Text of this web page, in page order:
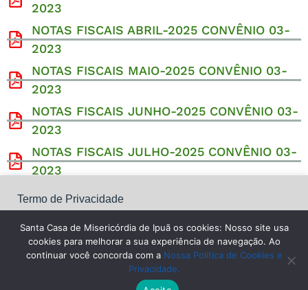
2023
NOTAS FISCAIS ABRIL-2025 CONVÊNIO 03-
2023
NOTAS FISCAIS MAIO-2025 CONVÊNIO 03-
2023
NOTAS FISCAIS JUNHO-2025 CONVÊNIO 03-
2023
NOTAS FISCAIS JULHO-2025 CONVÊNIO 03-
2023
NOTAS FISCAIS AGOSTO-2025 CONVÊNIO
03-2023
Irmandade da Santa Casa de Misericórdia de
Todos os direitos reservados.
Termo de Privacidade
usa cookies para melhorar a sua experiência de navegação.
Ao continuar você concorda com a Nossa Política de
Cookies e Privacidade.
Aceitar Todos
Santa Casa de Misericórdia de Ipuã os cookies: Nosso site usa
cookies para melhorar a sua experiência de navegação. Ao
continuar você concorda com a Nossa Política de Cookies e
Privacidade.